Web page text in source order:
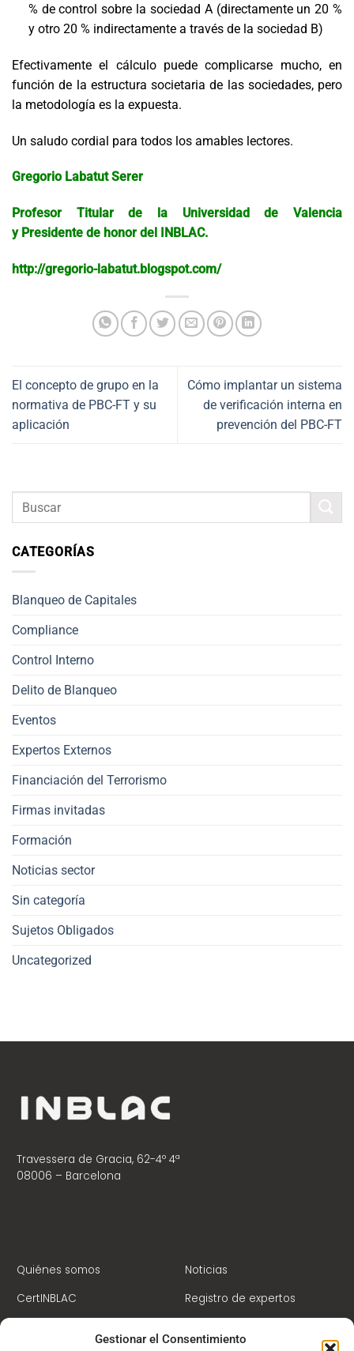
Gestionar el Consentimiento
% de control sobre la sociedad A (directamente un 20 %
y otro 20 % indirectamente a través de la sociedad B)
Efectivamente el cálculo puede complicarse mucho, en
función de la estructura societaria de las sociedades, pero
la metodología es la expuesta.
Un saludo cordial para todos los amables lectores.
Gregorio Labatut Serer
Profesor Titular de la Universidad de Valencia
y Presidente de honor del INBLAC.
http://gregorio-labatut.blogspot.com/
El concepto de grupo en la
normativa de PBC-FT y su
aplicación
Cómo implantar un sistema
de verificación interna en
prevención del PBC-FT
CATEGORÍAS
Blanqueo de Capitales
Compliance
Control Interno
Delito de Blanqueo
Eventos
Expertos Externos
Financiación del Terrorismo
Firmas invitadas
Formación
Noticias sector
Sin categoría
Sujetos Obligados
Uncategorized
Travessera de Gracia, 62-4º 4ª
08006 – Barcelona
Quiénes somos
CertINBLAC
Noticias
Registro de expertos